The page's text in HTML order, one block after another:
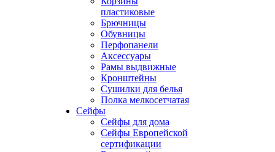
пластиковые
Брючницы
Обувницы
Перфопанели
Аксессуары
Рамы выдвижные
Кронштейны
Сушилки для белья
Полка мелкосетчатая
Сейфы
Сейфы для дома
Сейфы Европейской
сертификации